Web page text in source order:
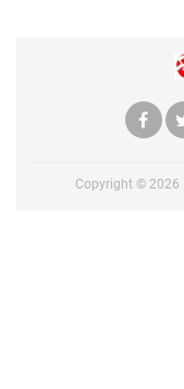
Copyright © 2026